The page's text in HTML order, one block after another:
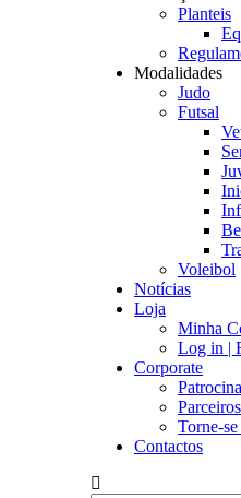
Planteis
Modalidades
Judo
Futsal
Voleibol
Notícias
Loja
Minha
Log in |
Corporate
Parceiros
Torne-
Contactos